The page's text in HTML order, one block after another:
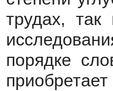
трудах,
порядке